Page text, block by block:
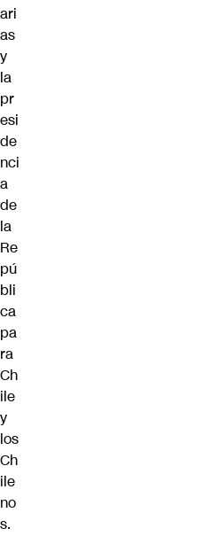
ari
as
y
la
pr
esi
de
nci
a
de
la
Re
pú
bli
ca
pa
ra
Ch
ile
y
los
Ch
ile
no
s.